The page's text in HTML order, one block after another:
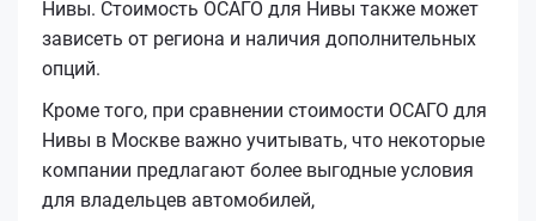
Нивы. Стоимость ОСАГО для Нивы также может
зависеть от региона и наличия дополнительных
опций.
Кроме того, при сравнении стоимости ОСАГО для
Нивы в Москве важно учитывать, что некоторые
компании предлагают более выгодные условия
для владельцев автомобилей,